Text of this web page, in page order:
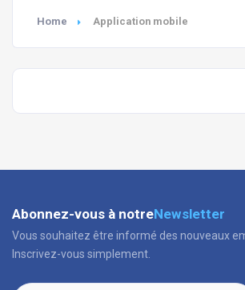
Home Application mobile
Abonnez-vous à notreNewsletter
Vous souhaitez être informé des nouveaux
Inscrivez-vous simplement.